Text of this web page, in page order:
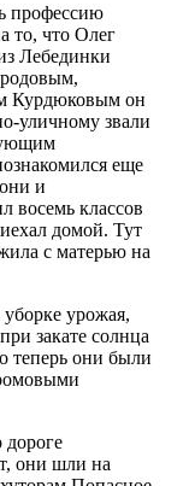
профессию
то, что Олег
Лебединки
Курдюковым он
уличному звали
еще
и
восемь классов
домой. Тут
с матерью на
урожая,
закате солнца
теперь они были
они шли на